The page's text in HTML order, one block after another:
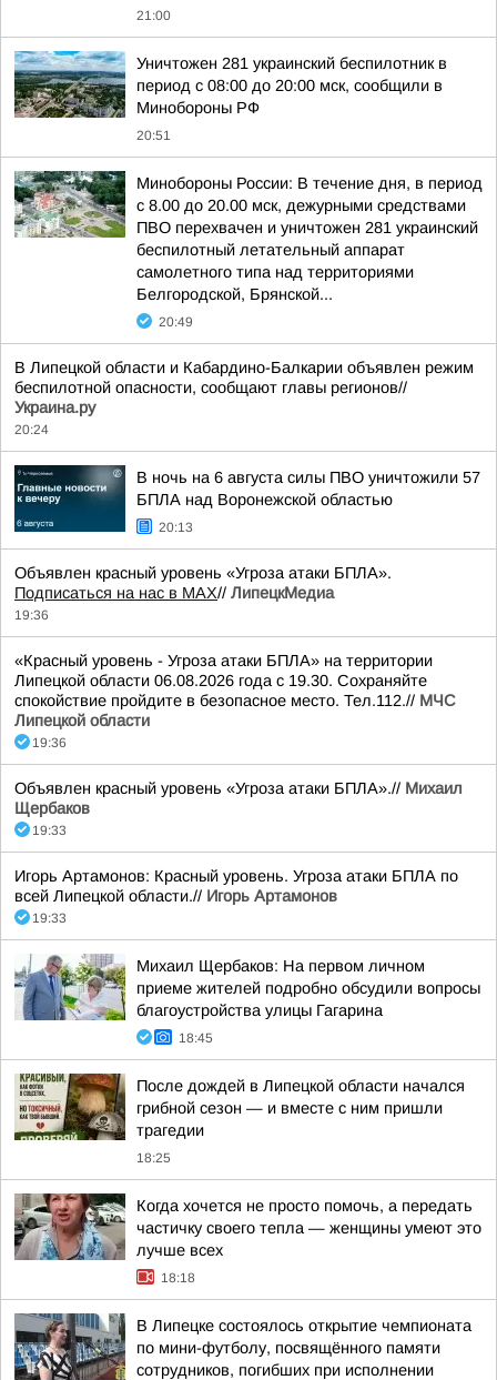
21:00
Уничтожен 281 украинский беспилотник в
период с 08:00 до 20:00 мск, сообщили в
Минобороны РФ
20:51
Минобороны России: В течение дня, в период
с 8.00 до 20.00 мск, дежурными средствами
ПВО перехвачен и уничтожен 281 украинский
беспилотный летательный аппарат
самолетного типа над территориями
Белгородской, Брянской...
20:49
В Липецкой области и Кабардино-Балкарии объявлен режим
беспилотной опасности, сообщают главы регионов//
Украина.ру
20:24
В ночь на 6 августа силы ПВО уничтожили 57
БПЛА над Воронежской областью
20:13
Объявлен красный уровень «Угроза атаки БПЛА».
Подписаться на нас в МАХ// ЛипецкМедиа
19:36
«Красный уровень - Угроза атаки БПЛА» на территории
Липецкой области 06.08.2026 года с 19.30. Сохраняйте
спокойствие пройдите в безопасное место. Тел.112.// МЧС
Липецкой области
19:36
Объявлен красный уровень «Угроза атаки БПЛА».// Михаил
Щербаков
19:33
Игорь Артамонов: Красный уровень. Угроза атаки БПЛА по
всей Липецкой области.// Игорь Артамонов
19:33
Михаил Щербаков: На первом личном
приеме жителей подробно обсудили вопросы
благоустройства улицы Гагарина
18:45
После дождей в Липецкой области начался
грибной сезон — и вместе с ним пришли
трагедии
18:25
Когда хочется не просто помочь, а передать
частичку своего тепла — женщины умеют это
лучше всех
18:18
В Липецке состоялось открытие чемпионата
по мини-футболу, посвящённого памяти
сотрудников, погибших при исполнении